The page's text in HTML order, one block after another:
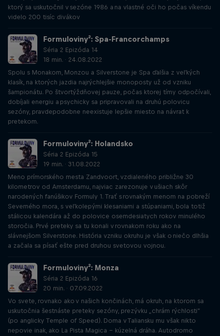
ktorý sa uskutočnil v sezóne 1986 a na vlastné oči ho počas víkendu
videlo 200 tisíc divákov
Formuloviny²: Spa-Francorchamps
Séria 2 Epizóda 14
18 min. · 24.08.2022
Spolu s Monakom, Monzou a Silverstone je Spa ďalšia z veľkých
klasík, na ktorých jazdia najrýchlejšie monoposty už od vzniku
šampionátu. Po štvortýždňovej pauze, počas ktorej tímy odpočívali,
dobíjali energiu a psychicky sa pripravovali na druhú polovicu
sezóny, pravdepodobne neexistuje lepšie miesto na návrat k
pretekom.
Formuloviny²: Holandsko
Séria 2 Epizóda 15
19 min. · 31.08.2022
Meno prímorského mesta Zandvoort, vzdialeného približne 30
kilometrov od Amsterdamu, najviac zarezonuje v ušiach skôr
narodených fanúšikov Formuly 1. Trať s rovnakým menom na pobreží
Severného mora, s veľkolepými klesaniami a stúpaniami, bola totiž
stálicou kalendára až do polovice osemdesiatych rokov minulého
storočia. Prvé preteky sa tu konali v rovnakom roku ako na
slávnejšom Silverstone. História vzniku okruhu je však o niečo dlhšia
a začala sa písať ešte pred druhou svetovou vojnou.
Formuloviny²: Monza
Séria 2 Epizóda 16
20 min. · 07.09.2022
Vo svete, rovnako ako v našich končinách, má okruh, na ktorom sa
uskutočnia šestnáste preteky sezóny, prezývku „chrám rýchlosti”
(po anglicky Temple of Speed). Doma v Taliansku mu však nikto
nepovie inak, ako La Pista Magica – kúzelná dráha. Autodromo